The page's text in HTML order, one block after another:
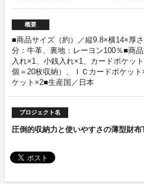
概要
■商品サイズ（約）／縦9.8×横14×厚
分：牛革、裏地：レーヨン100％■商
入れ×1、小銭入れ×1、カードポケッ
個＝20枚収納）、ＩＣカードポケッ
ケット×2■生産国／日本
プロジェクト名
圧倒的収納力と使いやすさの薄型財布